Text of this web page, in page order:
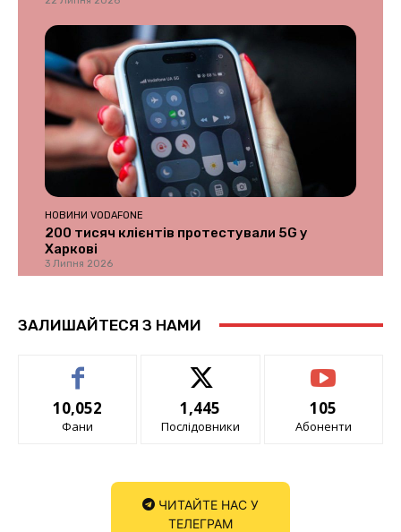
НОВИНИ VODAFONE
200 тисяч клієнтів протестували 5G у
Харкові
3 Липня 2026
ЗАЛИШАЙТЕСЯ З НАМИ
10,052
Фани
1,445
Послідовники
105
Абоненти
ЧИТАЙТЕ НАС У
ТЕЛЕГРАМ